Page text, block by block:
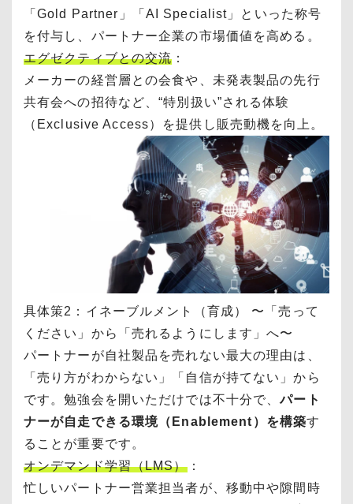
「Gold Partner」「AI Specialist」といった称号
を付与し、パートナー企業の市場価値を高める。
エグゼクティブとの交流 ：
メーカーの経営層との会食や、未発表製品の先行
共有会への招待など、“特別扱い”される体験
（Exclusive Access）を提供し販売動機を向上。
具体策2：イネーブルメント（育成） 〜「売って
ください」から「売れるようにします」へ〜
パートナーが自社製品を売れない最大の理由は、
「売り方がわからない」「自信が持てない」から
です。勉強会を開いただけでは不十分で、パート
ナーが自走できる環境（Enablement）を構築す
ることが重要です。
オンデマンド学習（LMS）：
忙しいパートナー営業担当者が、移動中や隙間時